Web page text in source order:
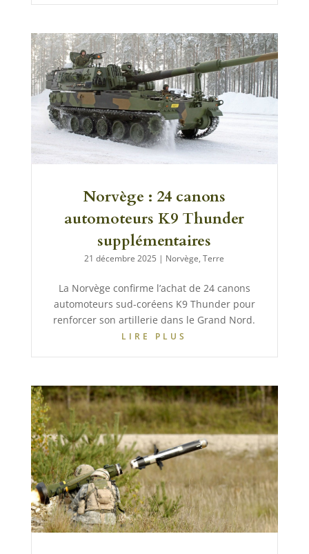
Norvège : 24 canons
automoteurs K9 Thunder
supplémentaires
21 décembre 2025 | Norvège,Terre
La Norvège confirme l’achat de 24 canons
automoteurs sud-coréens K9 Thunder pour
renforcer son artillerie dans le Grand Nord.
LIRE PLUS